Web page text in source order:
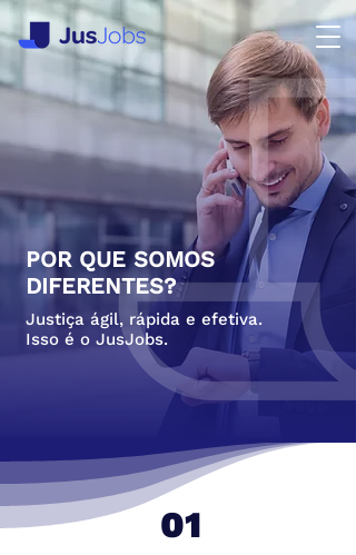
POR QUE SOMOS
DIFERENTES?
Justiça ágil, rápida e efetiva.
Isso é o JusJobs.
01